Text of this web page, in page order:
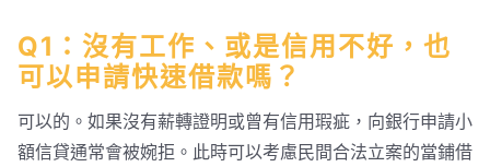
Q1：沒有工作、或是信用不好，也
可以申請快速借款嗎？
可以的。如果沒有薪轉證明或曾有信用瑕疵，向銀行申請小
額信貸通常會被婉拒。此時可以考慮民間合法立案的當鋪借